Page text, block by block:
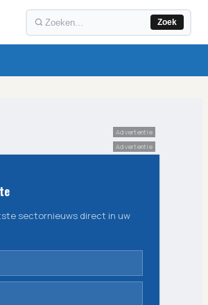
Zoek
Advertentie
Advertentie
sectornieuws direct in uw